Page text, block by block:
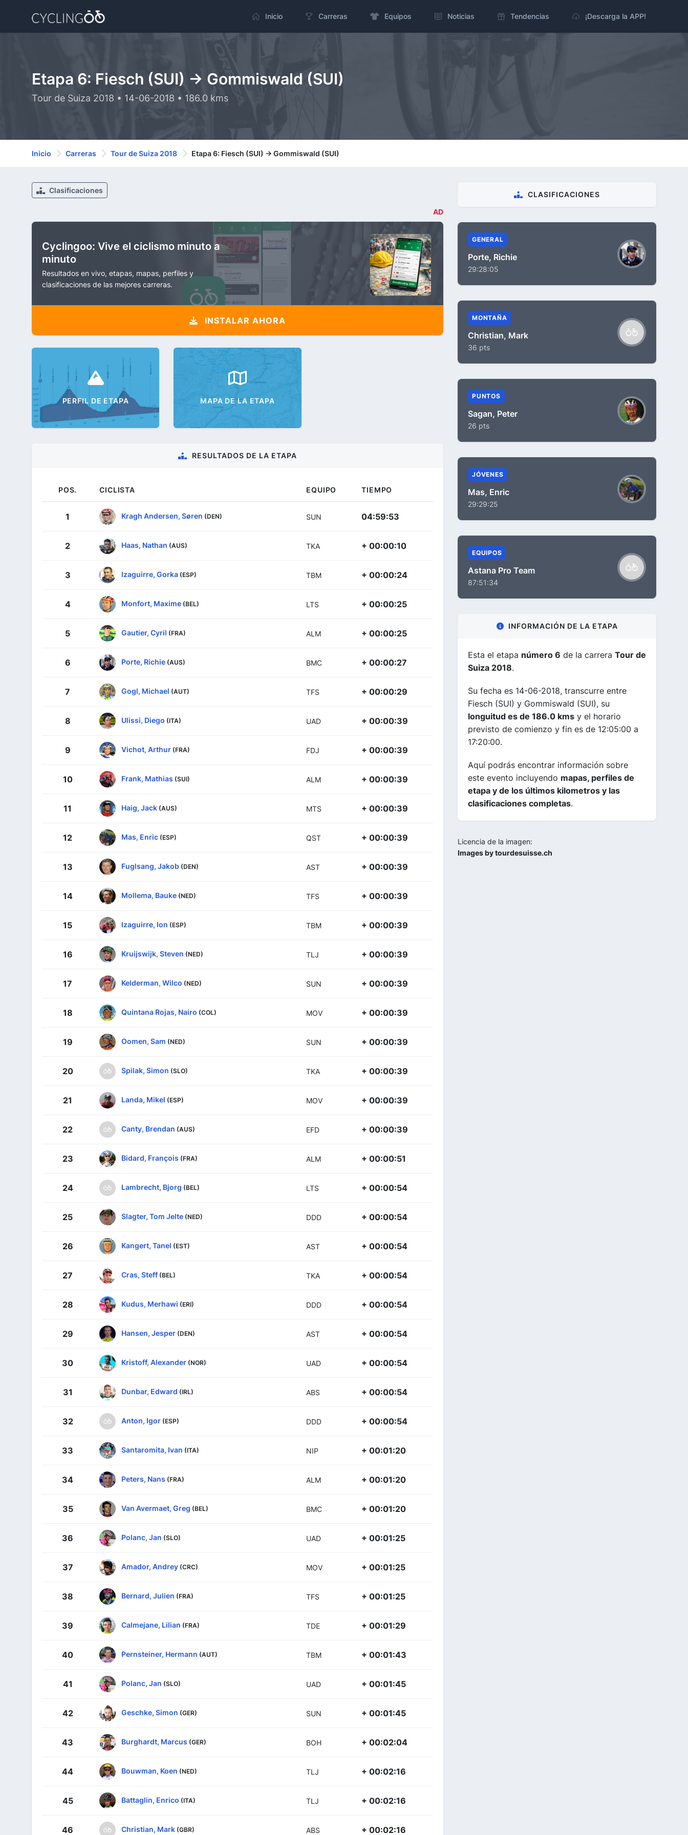
Inicio Carreras Equipos Noticias Tendencias ¡Descarga la APP!
Etapa 6: Fiesch (SUI) -> Gommiswald (SUI)
Tour de Suiza 2018 • 14-06-2018 • 186.0 kms
Inicio Carreras Tour de Suiza 2018 Etapa 6: Fiesch (SUI) -> Gommiswald (SUI)
Clasificaciones
AD
Cyclingoo: Vive el ciclismo minuto a
minuto
Resultados en vivo, etapas, mapas, perfiles y
clasificaciones de las mejores carreras.
INSTALAR AHORA
PERFIL DE ETAPA MAPA DE LA ETAPA
RESULTADOS DE LA ETAPA
POS. CICLISTA EQUIPO TIEMPO
1 Kragh Andersen, Søren (DEN) SUN 04:59:53
2 Haas, Nathan (AUS) TKA + 00:00:10
3 Izaguirre, Gorka (ESP) TBM + 00:00:24
4 Monfort, Maxime (BEL) LTS + 00:00:25
5 Gautier, Cyril (FRA) ALM + 00:00:25
6 Porte, Richie (AUS) BMC + 00:00:27
7 Gogl, Michael (AUT) TFS + 00:00:29
8 Ulissi, Diego (ITA) UAD + 00:00:39
9 Vichot, Arthur (FRA) FDJ + 00:00:39
10 Frank, Mathias (SUI) ALM + 00:00:39
11 Haig, Jack (AUS) MTS + 00:00:39
12 Mas, Enric (ESP) QST + 00:00:39
13 Fuglsang, Jakob (DEN) AST + 00:00:39
14 Mollema, Bauke (NED) TFS + 00:00:39
15 Izaguirre, Ion (ESP) TBM + 00:00:39
16 Kruijswijk, Steven (NED) TLJ + 00:00:39
17 Kelderman, Wilco (NED) SUN + 00:00:39
18 Quintana Rojas, Nairo (COL) MOV + 00:00:39
19 Oomen, Sam (NED) SUN + 00:00:39
20 Spilak, Simon (SLO) TKA + 00:00:39
21 Landa, Mikel (ESP) MOV + 00:00:39
22 Canty, Brendan (AUS) EFD + 00:00:39
23 Bidard, François (FRA) ALM + 00:00:51
24 Lambrecht, Bjorg (BEL) LTS + 00:00:54
25 Slagter, Tom Jelte (NED) DDD + 00:00:54
26 Kangert, Tanel (EST) AST + 00:00:54
27 Cras, Steff (BEL) TKA + 00:00:54
28 Kudus, Merhawi (ERI) DDD + 00:00:54
29 Hansen, Jesper (DEN) AST + 00:00:54
30 Kristoff, Alexander (NOR) UAD + 00:00:54
31 Dunbar, Edward (IRL) ABS + 00:00:54
32 Anton, Igor (ESP) DDD + 00:00:54
33 Santaromita, Ivan (ITA) NIP + 00:01:20
34 Peters, Nans (FRA) ALM + 00:01:20
35 Van Avermaet, Greg (BEL) BMC + 00:01:20
36 Polanc, Jan (SLO) UAD + 00:01:25
37 Amador, Andrey (CRC) MOV + 00:01:25
38 Bernard, Julien (FRA) TFS + 00:01:25
39 Calmejane, Lilian (FRA) TDE + 00:01:29
40 Pernsteiner, Hermann (AUT) TBM + 00:01:43
41 Polanc, Jan (SLO) UAD + 00:01:45
42 Geschke, Simon (GER) SUN + 00:01:45
43 Burghardt, Marcus (GER) BOH + 00:02:04
44 Bouwman, Koen (NED) TLJ + 00:02:16
45 Battaglin, Enrico (ITA) TLJ + 00:02:16
46 Christian, Mark (GBR) ABS + 00:02:16
CLASIFICACIONES
GENERAL
Porte, Richie
29:28:05
MONTAÑA
Christian, Mark
36 pts
PUNTOS
Sagan, Peter
26 pts
JÓVENES
Mas, Enric
29:29:25
EQUIPOS
Astana Pro Team
87:51:34
INFORMACIÓN DE LA ETAPA
Esta el etapa número 6 de la carrera Tour de
Suiza 2018.
Su fecha es 14-06-2018, transcurre entre
Fiesch (SUI) y Gommiswald (SUI), su
longuitud es de 186.0 kms y el horario
previsto de comienzo y fin es de 12:05:00 a
17:20:00.
Aquí podrás encontrar información sobre
este evento incluyendo mapas, perfiles de
etapa y de los últimos kilometros y las
clasificaciones completas.
Licencia de la imagen:
Images by tourdesuisse.ch